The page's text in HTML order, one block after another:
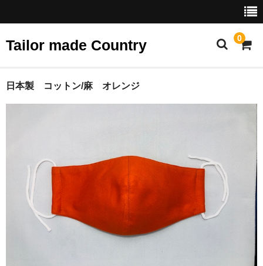
Tailor made Country 0
ホーム
デザイン
テーラーズファブリック
ベビー・ジュニア
日本製 コットン/麻 オレンジ